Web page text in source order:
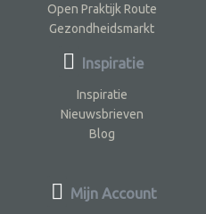
Open Praktijk Route
Gezondheidsmarkt
Inspiratie
Inspiratie
Nieuwsbrieven
Blog
Mijn Account